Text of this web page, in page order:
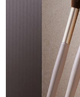
４．使用「AFTEE
時審查核予不同之
請求用戶進行身份認
５．嚴禁一人註冊
恩沛科技股份有限